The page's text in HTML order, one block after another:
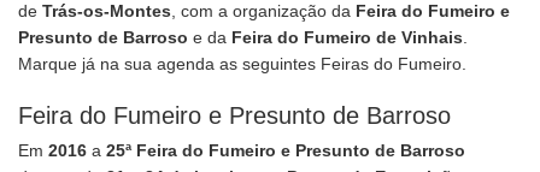
de Trás-os-Montes , com a organização da Feira do Fumeiro e
Presunto de Barroso e da Feira do Fumeiro de Vinhais
Marque já na sua agenda as seguintes Feiras do Fumeiro.
Feira do Fumeiro e Presunto de Barroso
Em 2016 a 25ª Feira do Fumeiro e Presunto de Barroso